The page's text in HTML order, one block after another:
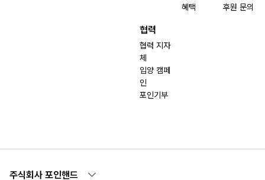
혜택
후원 문의
협력
협력 지자
체
입양 캠페
인
포인기부
주식회사 포인핸드